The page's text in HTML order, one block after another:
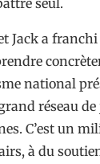
Jack a franchi
national
réseau
C’est un
à du